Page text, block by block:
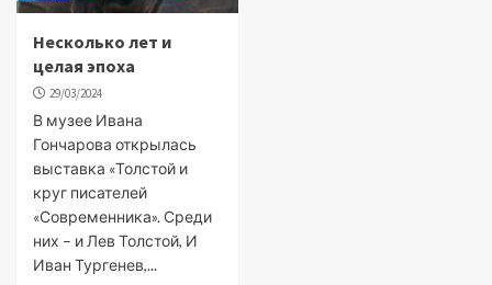
Несколько лет и
целая эпоха
29/03/2024
В музее Ивана
Гончарова открылась
выставка «Толстой и
круг писателей
«Современника». Среди
них – и Лев Толстой, И
Иван Тургенев,...